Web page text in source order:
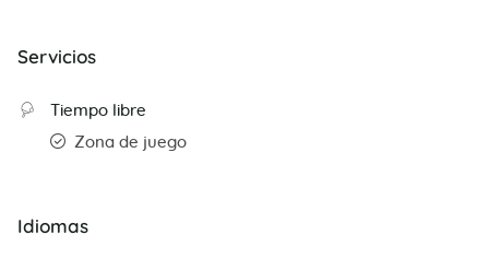
Servicios
Tiempo libre
Zona de juego
Idiomas